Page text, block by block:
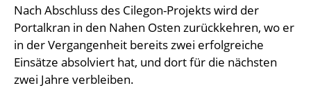
Nach Abschluss des Cilegon-Projekts wird der
Portalkran in den Nahen Osten zurückkehren, wo er
in der Vergangenheit bereits zwei erfolgreiche
Einsätze absolviert hat, und dort für die nächsten
zwei Jahre verbleiben.